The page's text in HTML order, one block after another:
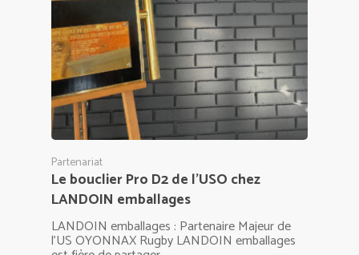
Partenariat
Le bouclier Pro D2 de l’USO chez
LANDOIN emballages
LANDOIN emballages : Partenaire Majeur de
l'US OYONNAX Rugby LANDOIN emballages